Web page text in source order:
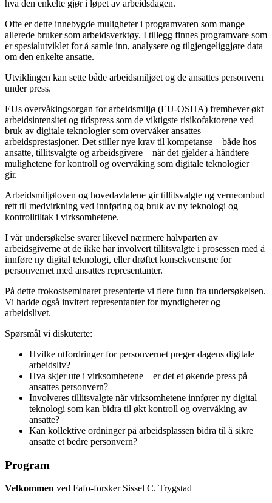
hva den enkelte gjør i løpet av arbeidsdagen.
Ofte er dette innebygde muligheter i programvaren som mange
allerede bruker som arbeidsverktøy. I tillegg finnes programvare som
er spesialutviklet for å samle inn, analysere og tilgjengeliggjøre data
om den enkelte ansatte.
Utviklingen kan sette både arbeidsmiljøet og de ansattes personvern
under press.
EUs overvåkingsorgan for arbeidsmiljø (EU-OSHA) fremhever økt
arbeidsintensitet og tidspress som de viktigste risikofaktorene ved
bruk av digitale teknologier som overvåker ansattes
arbeidsprestasjoner. Det stiller nye krav til kompetanse – både hos
ansatte, tillitsvalgte og arbeidsgivere – når det gjelder å håndtere
mulighetene for kontroll og overvåking som digitale teknologier
gir.
Arbeidsmiljøloven og hovedavtalene gir tillitsvalgte og verneombud
rett til medvirkning ved innføring og bruk av ny teknologi og
kontrolltiltak i virksomhetene.
I vår undersøkelse svarer likevel nærmere halvparten av
arbeidsgiverne at de ikke har involvert tillitsvalgte i prosessen med å
innføre ny digital teknologi, eller drøftet konsekvensene for
personvernet med ansattes representanter.
På dette frokostseminaret presenterte vi flere funn fra undersøkelsen.
Vi hadde også invitert representanter for myndigheter og
arbeidslivet.
Spørsmål vi diskuterte:
Hvilke utfordringer for personvernet preger dagens digitale
arbeidsliv?
Hva skjer ute i virksomhetene – er det et økende press på
ansattes personvern?
Involveres tillitsvalgte når virksomhetene innfører ny digital
teknologi som kan bidra til økt kontroll og overvåking av
ansatte?
Kan kollektive ordninger på arbeidsplassen bidra til å sikre
ansatte et bedre personvern?
Program
Velkommen ved Fafo-forsker Sissel C. Trygstad